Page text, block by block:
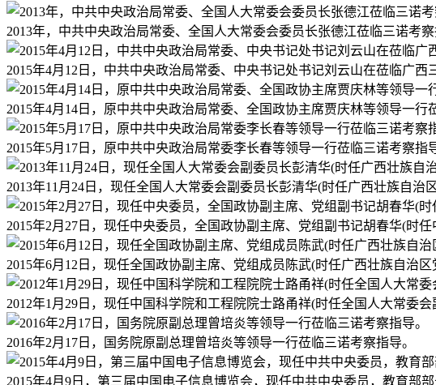
2013年，中共中央政治局常委、全国人大常委会委员长张德江莅临三诺考察
2015年4月12日，中共中央政治局常委、中央书记处书记刘云山在莅临广西
2015年4月14日，原中共中央政治局常委、全国政协主席贾庆林等领导一行
2015年5月17日，原中共中央政治局常委李长春等领导一行莅临三诺考察指
2013年11月24日，现任全国人大常委会副委员长彭清华(时任广西壮族自治
2015年2月27日，现任中央委员，全国政协副主席、党组副书记胡春华(时
2015年6月12日，现任全国政协副主席、党组成员陈武(时任广西壮族自治
2012年1月29日，现任中国科学院和工程院院士路甬祥(时任全国人大常委
2016年2月17日，国务院原副总理曾培炎等领导一行莅临三诺考察指导。
2015年4月9日，第三届中国电子信息博览会，现任中共中央委员，教育部